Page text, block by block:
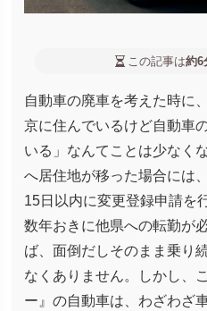
この記事は約6
自動車の廃車を考えた時に
京に住んでいるけど自動車
いる」なんてことは少なく
へ居住地が移った場合には
15日以内に変更登録申請を
数年おきに他県への転勤が
ば、面倒だしそのまま乗り
なくありません。しかし、
ー』の自動車は、わざわざ